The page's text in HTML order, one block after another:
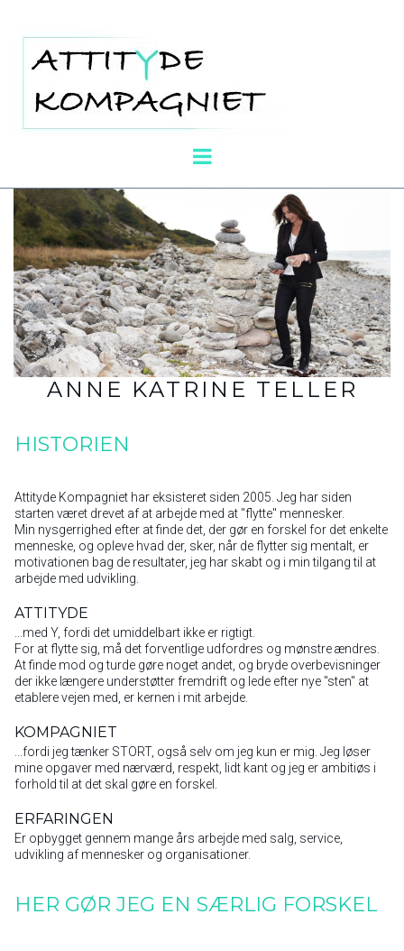
ANNE KATRINE TELLER
HISTORIEN
Attityde Kompagniet har eksisteret siden 2005. Jeg har siden
starten været drevet af at arbejde med at "flytte" mennesker.
Min nysgerrighed efter at finde det, der gør en forskel for det enkelte
menneske, og opleve hvad der, sker, når de flytter sig mentalt, er
motivationen bag de resultater, jeg har skabt og i min tilgang til at
arbejde med udvikling.
ATTITYDE
...med Y, fordi det umiddelbart ikke er rigtigt.
For at flytte sig, må det forventlige udfordres og mønstre ændres.
At finde mod og turde gøre noget andet, og bryde overbevisninger
der ikke længere understøtter fremdrift og lede efter nye "sten" at
etablere vejen med, er kernen i mit arbejde.
KOMPAGNIET
...fordi jeg tænker STORT, også selv om jeg kun er mig. Jeg løser
mine opgaver med nærværd, respekt, lidt kant og jeg er ambitiøs i
forhold til at det skal gøre en forskel.
ERFARINGEN
Er opbygget gennem mange års arbejde med salg, service,
udvikling af mennesker og organisationer.
HER GØR JEG EN SÆRLIG FORSKEL